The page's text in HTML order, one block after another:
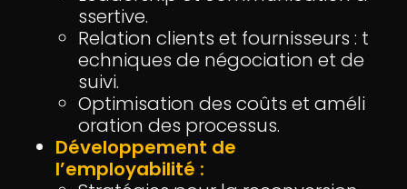
ssertive.
Relation clients et fournisseurs : t
echniques de négociation et de
suivi.
Optimisation des coûts et améli
oration des processus.
Développement de
l’employabilité :